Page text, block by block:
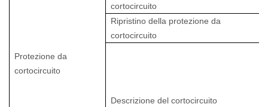
Protezione da
cortocircuito
cortocircuito
Ripristino della protezione da
cortocircuito
Descrizione del cortocircuito